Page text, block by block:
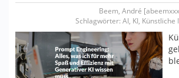
Beem, André
Schlagwörter: AI, KI,